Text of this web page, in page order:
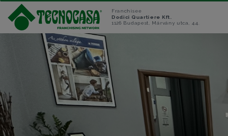
Franchisee
Dodici Quartiere Kft.
1126 Budapest, Márvány utca, 44.